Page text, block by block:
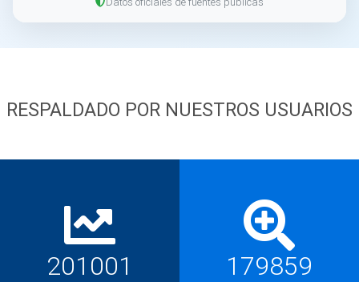
RESPALDADO POR NUESTROS USUARIOS
201001 179859